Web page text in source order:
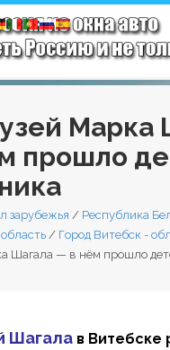
Марка
прошло
зарубежья / Республика
/ Город Витебск -
Шагала — в нём прошло
Шагала в Витебске